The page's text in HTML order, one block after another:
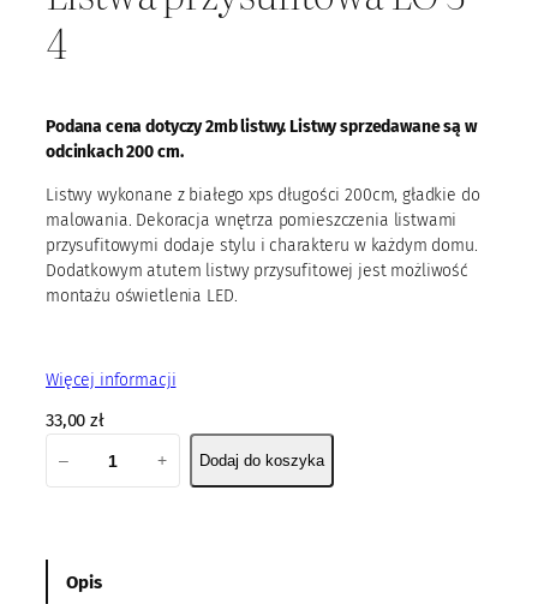
4
Podana cena dotyczy 2mb listwy. Listwy sprzedawane są w
odcinkach 200 cm.
Listwy wykonane z białego xps długości 200cm, gładkie do
malowania. Dekoracja wnętrza pomieszczenia listwami
przysufitowymi dodaje stylu i charakteru w każdym domu.
Dodatkowym atutem listwy przysufitowej jest możliwość
montażu oświetlenia LED.
Więcej informacji
33,00zł
– + Dodaj do koszyka
Opis